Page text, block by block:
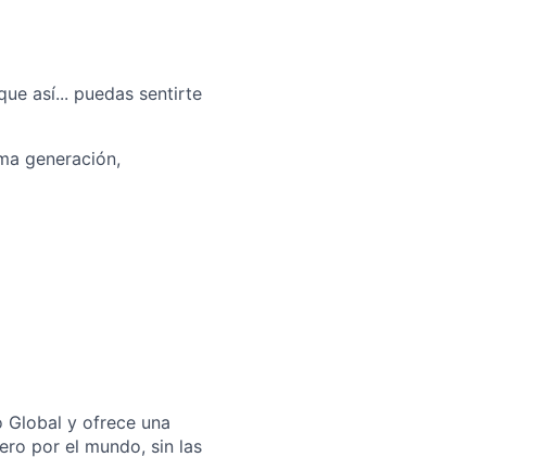
así... puedas sentirte
generación,
Global y ofrece una
por el mundo, sin las